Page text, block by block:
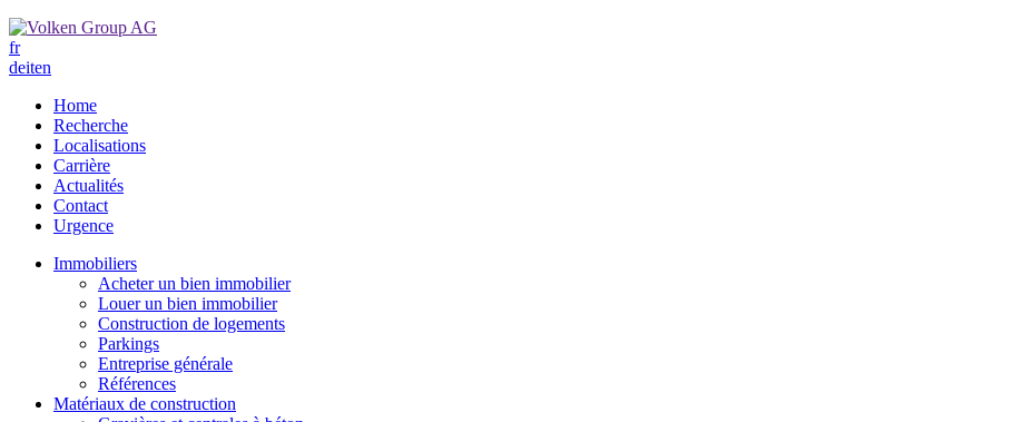
fr
deiten
Home
Recherche
Localisations
Carrière
Actualités
Contact
Urgence
Immobiliers
Acheter un bien immobilier
Louer un bien immobilier
Construction de logements
Parkings
Entreprise générale
Références
Matériaux de construction